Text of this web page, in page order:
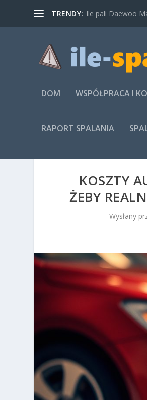
TRENDY: Ile pali Daewoo
DOM WSPÓŁPRACA I
RAPORT SPALANIA
KOSZTY
ŻEBY
Wysłany